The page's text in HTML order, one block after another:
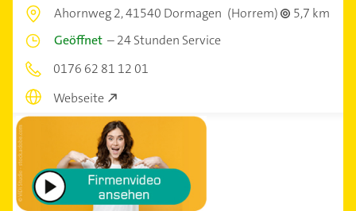
Ahornweg 2,41540 Dormagen (Horrem)
5,7 km
Geöffnet –24 Stunden Service
0176 62 81 12 01
Webseite